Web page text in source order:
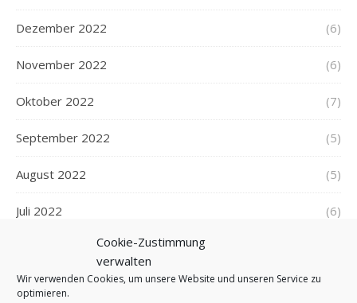
Cookie-Zustimmung
verwalten
Wir verwenden Cookies, um unsere Website und unseren Service zu
optimieren.
Dezember 2022 (6)
November 2022 (6)
Oktober 2022 (7)
September 2022 (5)
August 2022 (5)
Juli 2022 (6)
Mai 2022